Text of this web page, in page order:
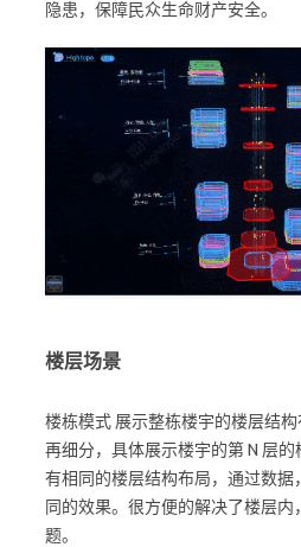
隐患，保障民众生命财产安全。
楼层场景
楼栋模式 展示整栋楼宇的楼层结
再细分，具体展示楼宇的第 N 层
有相同的楼层结构布局，通过数
同的效果。很方便的解决了楼层内
题。